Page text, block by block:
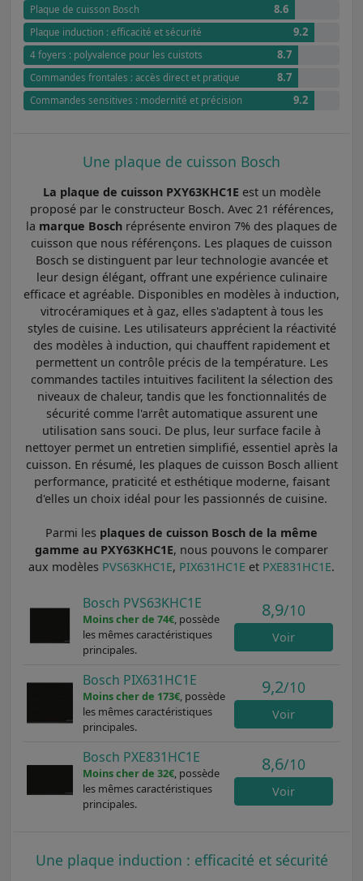
Plaque de cuisson Bosch 8.6
Plaque induction : efficacité et sécurité 9.2
4 foyers : polyvalence pour les cuistots 8.7
Commandes frontales : accès direct et pratique 8.7
Commandes sensitives : modernité et précision 9.2
Une plaque de cuisson Bosch
La plaque de cuisson PXY63KHC1E est un modèle
proposé par le constructeur Bosch. Avec 21 références,
la marque Bosch réprésente environ 7% des plaques de
cuisson que nous référençons. Les plaques de cuisson
Bosch se distinguent par leur technologie avancée et
leur design élégant, offrant une expérience culinaire
efficace et agréable. Disponibles en modèles à induction,
vitrocéramiques et à gaz, elles s'adaptent à tous les
styles de cuisine. Les utilisateurs apprécient la réactivité
des modèles à induction, qui chauffent rapidement et
permettent un contrôle précis de la température. Les
commandes tactiles intuitives facilitent la sélection des
niveaux de chaleur, tandis que les fonctionnalités de
sécurité comme l'arrêt automatique assurent une
utilisation sans souci. De plus, leur surface facile à
nettoyer permet un entretien simplifié, essentiel après la
cuisson. En résumé, les plaques de cuisson Bosch allient
performance, praticité et esthétique moderne, faisant
d'elles un choix idéal pour les passionnés de cuisine.
Parmi les plaques de cuisson Bosch de la même
gamme au PXY63KHC1E, nous pouvons le comparer
aux modèles PVS63KHC1E, PIX631HC1E et PXE831HC1E.
Bosch PVS63KHC1E
Moins cher de 74€, possède
les mêmes caractéristiques
principales.
8,9/10
Voir
Bosch PIX631HC1E
Moins cher de 173€, possède
les mêmes caractéristiques
principales.
9,2/10
Voir
Bosch PXE831HC1E
Moins cher de 32€, possède
les mêmes caractéristiques
principales.
8,6/10
Voir
Une plaque induction : efficacité et sécurité